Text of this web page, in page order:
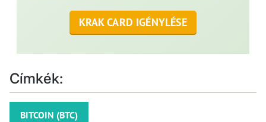
KRAK CARD IGÉNYLÉSE
Címkék:
BITCOIN (BTC)